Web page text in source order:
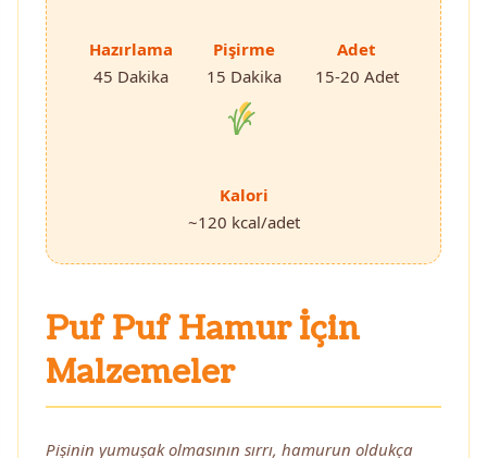
Hazırlama
45 Dakika
Pişirme
15 Dakika
Adet
15-20 Adet
Kalori
~120 kcal/adet
Puf Puf Hamur İçin
Malzemeler
Pişinin yumuşak olmasının sırrı, hamurun oldukça